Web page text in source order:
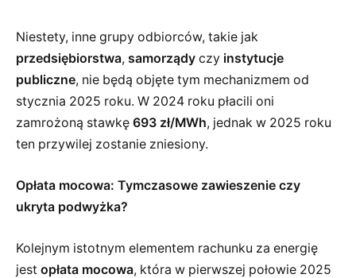
Niestety, inne grupy odbiorców, takie jak
przedsiębiorstwa, samorządy czy instytucje
publiczne, nie będą objęte tym mechanizmem od
stycznia 2025 roku. W 2024 roku płacili oni
zamrożoną stawkę 693 zł/MWh, jednak w 2025 roku
ten przywilej zostanie zniesiony.
Opłata mocowa: Tymczasowe zawieszenie czy
ukryta podwyżka?
Kolejnym istotnym elementem rachunku za energię
jest opłata mocowa, która w pierwszej połowie 2025